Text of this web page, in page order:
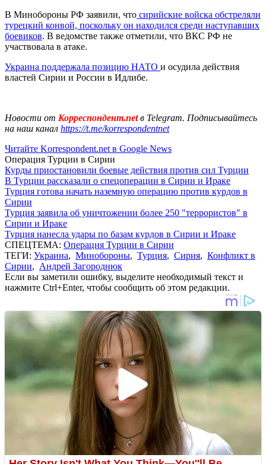
В Минобороны РФ заявили, что сирийские войска обстреляли
турецкий конвой, поскольку он находился среди наступавших
боевиков. В ведомстве также отметили, что ВКС РФ не
участвовала в атаке.
Украина поддержала позицию НАТО и осудила действия
властей Сирии и России в Идлибе.
Новости от Корреспондент.netв Telegram. Подписывайтесь
на наш канал https://t.me/korrespondentnet
Читайте Korrespondent.net в Google News
Операция Турции в Сирии
Курды приостановили боевые действия против сил Турции
В Турции рассказали о спецоперации в Сирии и Ираке
Турция готова начать наземную операцию против курдов в
Сирии
Турция заявила об уничтожении более 250 "террористов" в
Сирии и Ираке
Турция нанесла удары по базам курдов в Сирии и Ираке
СПЕЦТЕМА: Операция Турции в Сирии
ТЕГИ: Украина, Минобороны, Турция, Сирия, Конфликт в
Сирии, Андрей Загороднюк
Если вы заметили ошибку, выделите необходимый текст и
нажмите Ctrl+Enter, чтобы сообщить об этом редакции.